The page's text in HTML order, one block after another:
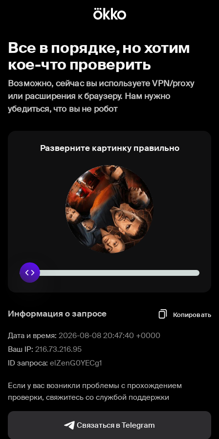
Все в порядке, но хотим
кое-что проверить
Возможно, сейчас вы используете VPN/proxy
или расширения к браузеру. Нам нужно
убедиться, что вы не робот
Разверните картинку правильно
Информация о запросе Копировать
Дата и время: 2026-08-08 20:47:40 +0000
Ваш IP: 216.73.216.95
ID запроса: elZenG0YECg1
Если у вас возникли проблемы с прохождением
проверки, свяжитесь со службой поддержки
Связаться в Telegram